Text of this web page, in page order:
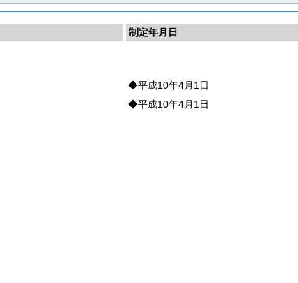
制定年月日
◆平成10年4月1日
◆平成10年4月1日